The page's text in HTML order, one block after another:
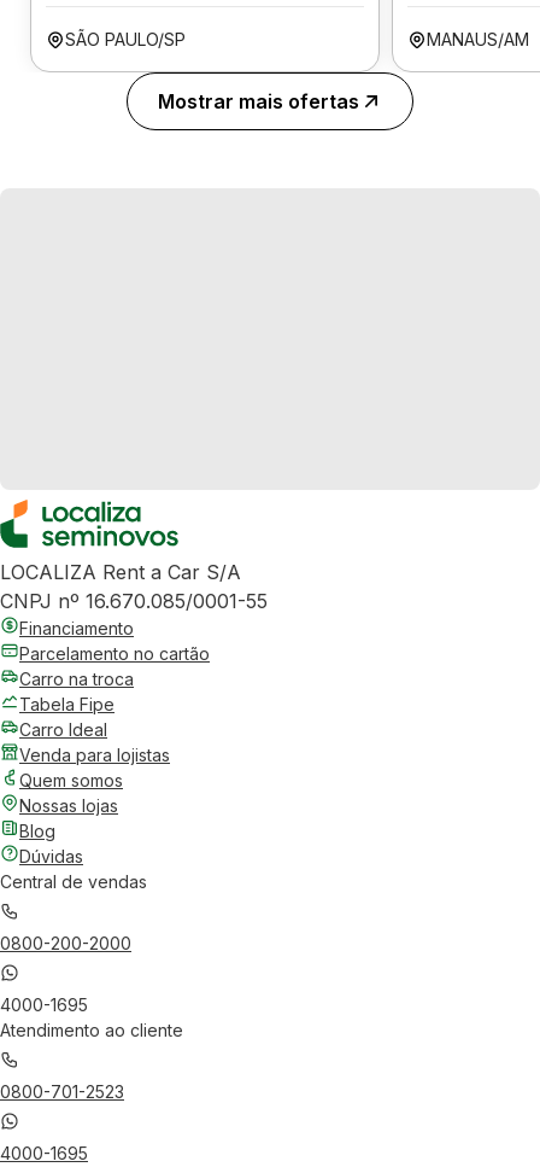
SÃO PAULO/SP MANAUS/AM
Mostrar mais ofertas
LOCALIZA Rent a Car S/A
CNPJ nº 16.670.085/0001-55
Financiamento
Parcelamento no cartão
Carro na troca
Tabela Fipe
Carro Ideal
Venda para lojistas
Quem somos
Nossas lojas
Blog
Dúvidas
Central de vendas
0800-200-2000
4000-1695
Atendimento ao cliente
0800-701-2523
4000-1695